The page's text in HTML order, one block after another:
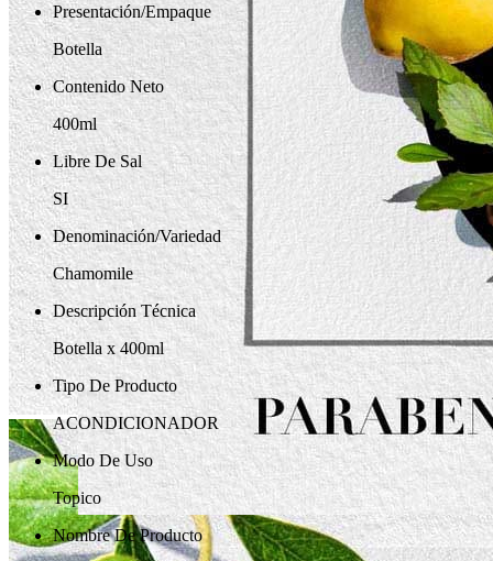
Presentación/Empaque
Botella
Contenido Neto
400ml
Libre De Sal
SI
Denominación/Variedad
Chamomile
Descripción Técnica
Botella x 400ml
Tipo De Producto
ACONDICIONADOR
Modo De Uso
Topico
Nombre De Producto